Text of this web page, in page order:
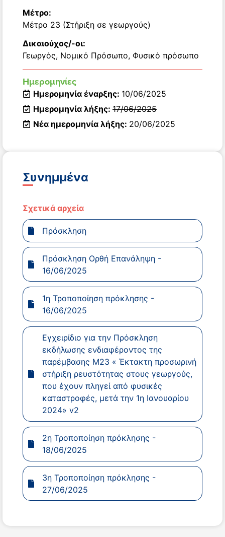
Μέτρο:
Μέτρο 23 (Στήριξη σε γεωργούς)
Δικαιούχος/-οι:
Γεωργός, Νομικό Πρόσωπο, Φυσικό πρόσωπο
Ημερομηνίες
Ημερομηνία έναρξης: 10/06/2025
Ημερομηνία λήξης: 17/06/2025
Νέα ημερομηνία λήξης: 20/06/2025
Συνημμένα
Σχετικά αρχεία
Πρόσκληση
Πρόσκληση Ορθή Επανάληψη -
16/06/2025
1η Τροποποίηση πρόκλησης -
16/06/2025
Εγχειρίδιο για την Πρόσκληση
εκδήλωσης ενδιαφέροντος της
παρέμβασης Μ23 « Έκτακτη προσωρινή
στήριξη ρευστότητας στους γεωργούς,
που έχουν πληγεί από φυσικές
καταστροφές, μετά την 1η Ιανουαρίου
2024» v2
2η Τροποποίηση πρόκλησης -
18/06/2025
3η Τροποποίηση πρόκλησης -
27/06/2025